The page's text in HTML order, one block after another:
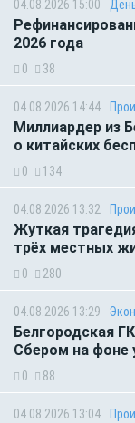
04.08.2026 15:00
2026 года
0 38
04.08.2026 14:44
Миллиардер из
о китайских
0 134
04.08.2026 13:32
Жуткая
трёх местных
0 280
04.08.2026 13:29
Белгородская
Сбером на фоне
0 88
04.08.2026 13:04